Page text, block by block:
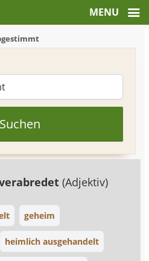
Suchen
(Adjektiv)
geheim
heimlich ausgehandelt